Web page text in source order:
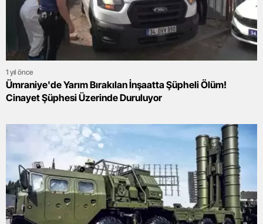
1 yıl önce
Ümraniye'de Yarım Bırakılan İnşaatta Şüpheli Ölüm!
Cinayet Şüphesi Üzerinde Duruluyor